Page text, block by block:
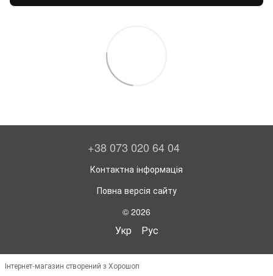
+38 073 020 64 04
Контактна інформація
Повна версія сайту
© 2026
Укр Рус
Інтернет-магазин створений з Хорошоп